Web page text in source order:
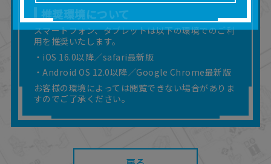
推奨環境について
スマートフォン、タブレットは以下の環境でのご利
用を推奨いたします。
・iOS 16.0以降／safari最新版
・Android OS 12.0以降／Google Chrome最新版
お客様の環境によっては閲覧できない場合がありま
すのでご了承ください。
■掲載している取扱説明書は、お客様が購入され
た商品に同梱されたものと異なる場合がありま
す。
■対象商品仕様の変更などにより、取扱説明書の
内容は予告なく変更される場合があります。
■当社は、取扱説明書の正確性確保に努めており
ますが、取扱説明書の完全性を保証するもので
はありません。
■お客様のご利用環境によっては、本サービスを
ご利用いただけない場合があります。
■本サービスを利用したこと、または利用できな
たとしても、当社は何らの責任を負いません。
また、本サイトを利用したことによって、利用